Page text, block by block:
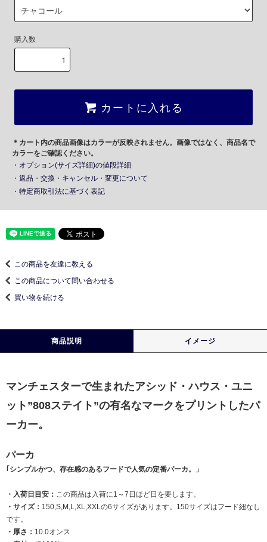
購入数
カートに入れる
＊カート内の商品画像はカラーが反映されません。画像ではなく、商品名で
カラーをご確認ください。
・オプション(サイズ詳細)の値段詳細
・返品・交換・キャンセル・変更について
・特定商取引法に基づく表記
この商品を友達に教える
この商品について問い合わせる
買い物を続ける
商品説明 イメージ
マンチェスターで生まれたアシッド・ハウス・ユニ
ット”808ステイト”の有名なマークをプリントしたパ
ーカー。
パーカ
｢シンプルかつ、存在感のあるフードで人気の定番パーカ。」
・入荷日目安： この商品は入荷に1～7日ほど日を要します。
・サイズ： 150,S,M,L,XL,XXLの6サイズがあります。150サイズはフード紐なし
です。
・厚さ： 10.0オンス